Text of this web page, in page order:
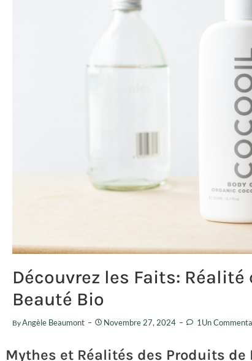
Découvrez les Faits:
Beauté Bio
ByAngèle Beaumont Novembre 27, 2024 1Un
Mythes et Réalités des Produits de